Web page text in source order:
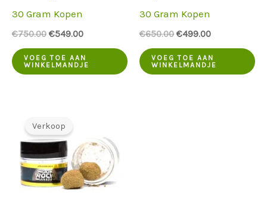
30 Gram Kopen
€750.00 De
prijs
was:
€549.00De
prijs
is:
VOEG TOE AAN
WINKELMANDJE
30 Gram Kopen
€650.00 De
prijs
was:
€499.00De
prijs
is:
VOEG TOE AAN
WINKELMANDJE
Verkoop